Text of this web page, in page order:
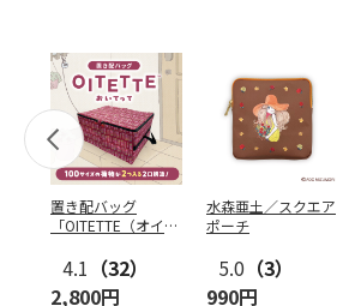
置き配バッグ
「OITETTE（オイテ
4.1 （32）
2,800円
水森亜土／スクエア
ポーチ
5.0 （3）
990円